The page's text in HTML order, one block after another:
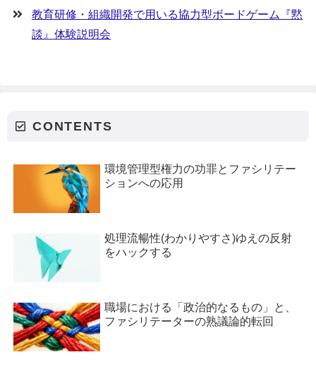
教育研修・組織開発で用いる協力型ボードゲーム『黙
談』体験説明会
CONTENTS
環境管理型権力の功罪とファシリテー
ションへの応用
処理流暢性(わかりやすさ)ゆえの反射
をハックする
職場における「政治的なるもの」と、
ファシリテーターの熟議論的転回